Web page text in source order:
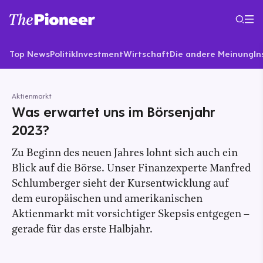
Top NewsPolitikInvestmentWirtschaftDie andere Meinung
Aktienmarkt
Was erwartet uns im Börsenjahr
2023?
Zu Beginn des neuen Jahres lohnt sich auch ein
Blick auf die Börse. Unser Finanzexperte Manfred
Schlumberger sieht der Kursentwicklung auf
dem europäischen und amerikanischen
Aktienmarkt mit vorsichtiger Skepsis entgegen –
gerade für das erste Halbjahr.